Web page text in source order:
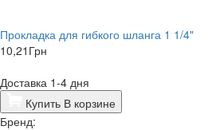
Прокладка для гибкого шланга 1 1/4"
10,21 Грн
Доставка 1-4 дня
Купить В корзине
Бренд: